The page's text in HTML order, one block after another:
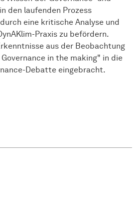
den laufenden Prozess
eine kritische Analyse und
Praxis zu befördern.
aus der Beobachtung
in the making" in die
Debatte eingebracht.